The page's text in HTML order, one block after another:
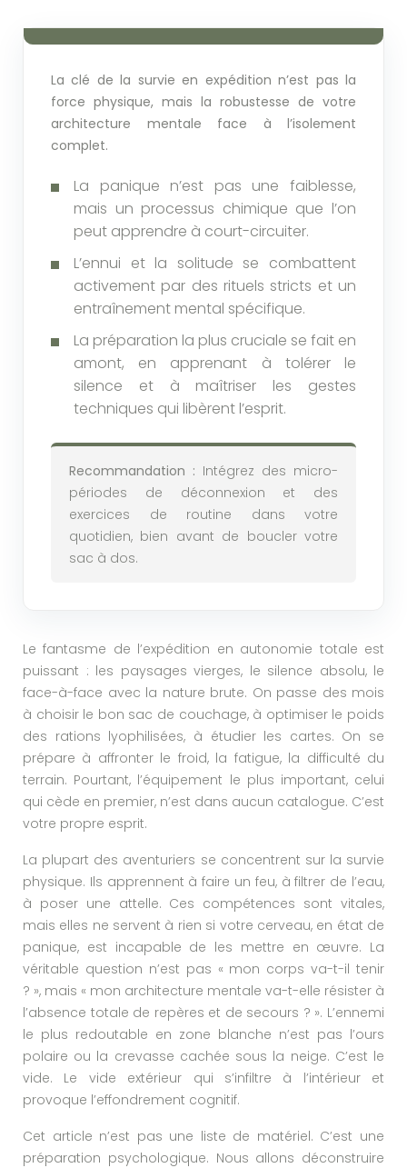
La clé de la survie en expédition n’est pas la
force physique, mais la robustesse de votre
architecture mentale face à l’isolement
complet.
La panique n’est pas une faiblesse,
mais un processus chimique que l’on
peut apprendre à court-circuiter.
L’ennui et la solitude se combattent
activement par des rituels stricts et un
entraînement mental spécifique.
La préparation la plus cruciale se fait en
amont, en apprenant à tolérer le
silence et à maîtriser les gestes
techniques qui libèrent l’esprit.
Recommandation : Intégrez des micro-
périodes de déconnexion et des
exercices de routine dans votre
quotidien, bien avant de boucler votre
sac à dos.
Le fantasme de l’expédition en autonomie totale est
puissant : les paysages vierges, le silence absolu, le
face-à-face avec la nature brute. On passe des mois
à choisir le bon sac de couchage, à optimiser le poids
des rations lyophilisées, à étudier les cartes. On se
prépare à affronter le froid, la fatigue, la difficulté du
terrain. Pourtant, l’équipement le plus important, celui
qui cède en premier, n’est dans aucun catalogue. C’est
votre propre esprit.
La plupart des aventuriers se concentrent sur la survie
physique. Ils apprennent à faire un feu, à filtrer de l’eau,
à poser une attelle. Ces compétences sont vitales,
mais elles ne servent à rien si votre cerveau, en état de
panique, est incapable de les mettre en œuvre. La
véritable question n’est pas « mon corps va-t-il tenir
? », mais « mon architecture mentale va-t-elle résister à
l’absence totale de repères et de secours ? ». L’ennemi
le plus redoutable en zone blanche n’est pas l’ours
polaire ou la crevasse cachée sous la neige. C’est le
vide. Le vide extérieur qui s’infiltre à l’intérieur et
provoque l’effondrement cognitif.
Cet article n’est pas une liste de matériel. C’est une
préparation psychologique. Nous allons déconstruire